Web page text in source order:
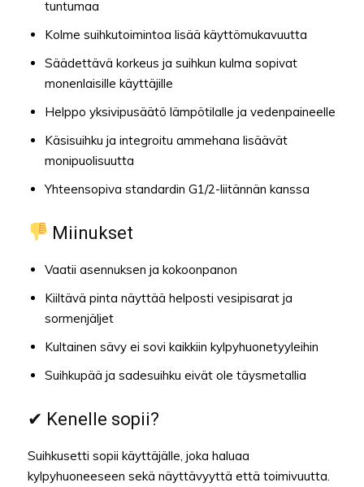
tuntumaa
Kolme suihkutoimintoa lisää käyttömukavuutta
Säädettävä korkeus ja suihkun kulma sopivat
monenlaisille käyttäjille
Helppo yksivipusäätö lämpötilalle ja vedenpaineelle
Käsisuihku ja integroitu ammehana lisäävät
monipuolisuutta
Yhteensopiva standardin G1/2-liitännän kanssa
Miinukset
Vaatii asennuksen ja kokoonpanon
Kiiltävä pinta näyttää helposti vesipisarat ja
sormenjäljet
Kultainen sävy ei sovi kaikkiin kylpyhuonetyyleihin
Suihkupää ja sadesuihku eivät ole täysmetallia
✔ Kenelle sopii?
Suihkusetti sopii käyttäjälle, joka haluaa
kylpyhuoneeseen sekä näyttävyyttä että toimivuutta.